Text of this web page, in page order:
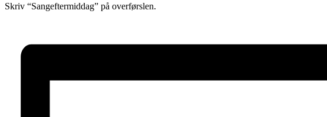
Skriv “Sangeftermiddag” på overførslen.